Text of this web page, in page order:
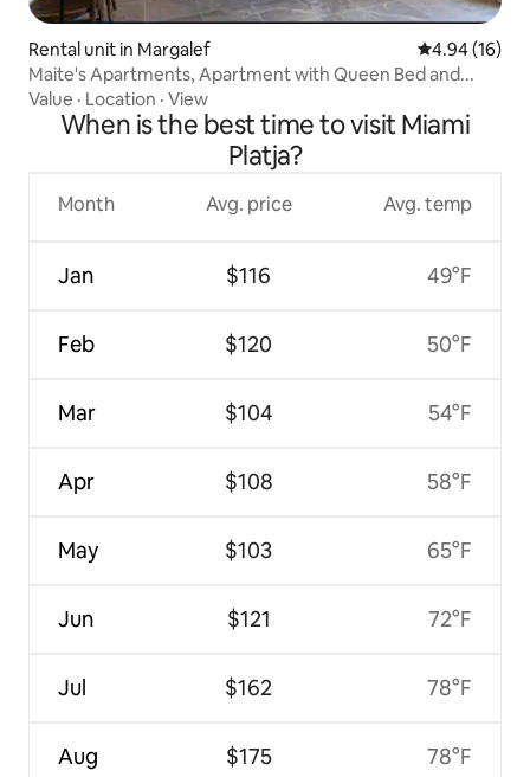
Rental unit in Margalef 4.94 out of 5
4.94 (16)
Maite's Apartments, Apartment with Queen Bed and...
Value · Location · View
When is the best time to visit Miami
Platja?
Month
Jan
Feb
Mar
Apr
May
Jun
Jul
Aug
Avg. price
$116
$120
$104
$108
$103
$121
$162
$175
Avg. temp
49°F
50°F
54°F
58°F
65°F
72°F
78°F
78°F